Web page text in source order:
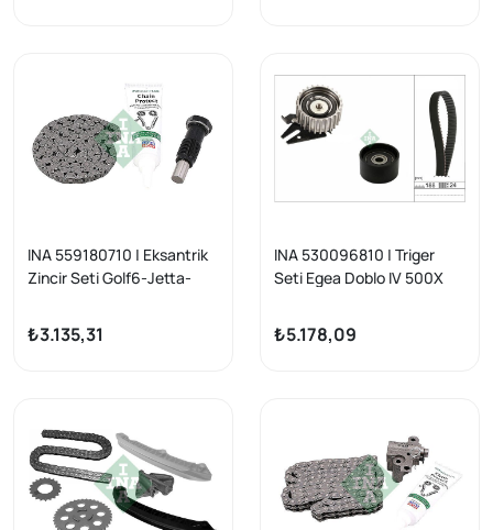
INA 559180710 | Eksantrik
Zincir Seti Golf6-Jetta-
Cbzc 1.2 TSI 10 -
₺3.135,31
INA 530096810 | Triger
Seti Egea Doblo IV 500X
1.6 Mjet 15 -
₺5.178,09